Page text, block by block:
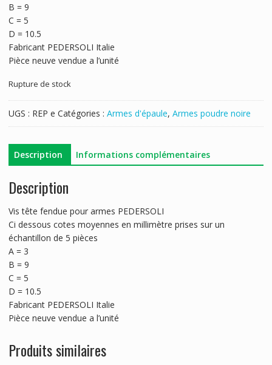
B = 9
C = 5
D = 10.5
Fabricant PEDERSOLI Italie
Pièce neuve vendue a l’unité
Rupture de stock
UGS : REP e Catégories : Armes d'épaule, Armes poudre noire
Description Informations complémentaires
Description
Vis tête fendue pour armes PEDERSOLI
Ci dessous cotes moyennes en millimètre prises sur un
échantillon de 5 pièces
A = 3
B = 9
C = 5
D = 10.5
Fabricant PEDERSOLI Italie
Pièce neuve vendue a l’unité
Produits similaires